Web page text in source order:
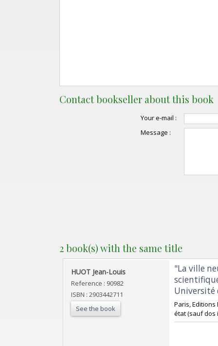
Contact bookseller about this book
Your e-mail :
Message :
2 book(s) with the same title
‎HUOT Jean-Louis‎
Reference : 90982
ISBN : 2903442711
See the book
‎"La ville
Université
‎Paris, Editions
état (sauf dos